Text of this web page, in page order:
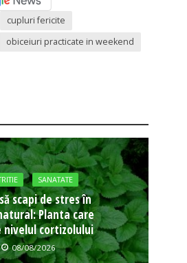
cupluri fericite
obiceiuri practicate in weekend
SANATATE
scapi de stres în
Planta care
nivelul cortizolului
08/08/2026